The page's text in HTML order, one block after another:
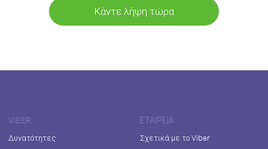
Κάντε λήψη τώρα
VIBER
Δυνατότητες
ΕΤΑΙΡΕΊΑ
Σχετικά με το Viber